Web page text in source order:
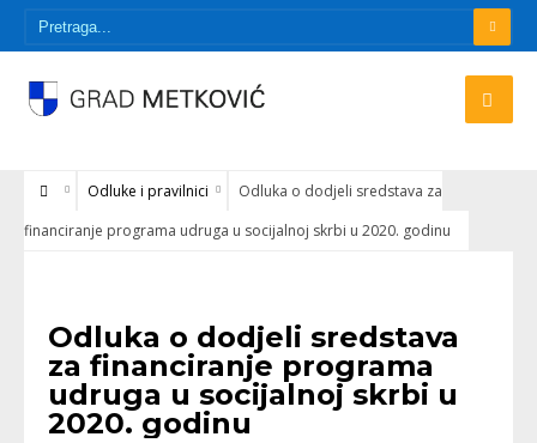
Odluke i pravilnici
Odluka o dodjeli sredstava za
financiranje programa udruga u socijalnoj skrbi u 2020. godinu
Odluka o dodjeli sredstava
za financiranje programa
udruga u socijalnoj skrbi u
2020. godinu